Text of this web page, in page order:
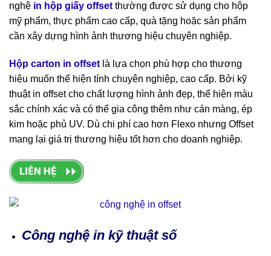
nghệ in hộp giấy offset thường được sử dụng cho hộp
mỹ phẩm, thực phẩm cao cấp, quà tặng hoặc sản phẩm
cần xây dựng hình ảnh thương hiệu chuyên nghiệp.
Hộp carton in offset là lựa chọn phù hợp cho thương
hiệu muốn thể hiện tính chuyên nghiệp, cao cấp. Bởi kỹ
thuật in offset cho chất lượng hình ảnh đẹp, thể hiện màu
sắc chính xác và có thể gia công thêm như cán màng, ép
kim hoặc phủ UV. Dù chi phí cao hơn Flexo nhưng Offset
mang lại giá trị thương hiệu tốt hơn cho doanh nghiệp.
Công nghệ in kỹ thuật số